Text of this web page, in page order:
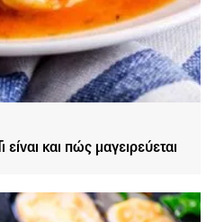
και πώς μαγειρεύεται